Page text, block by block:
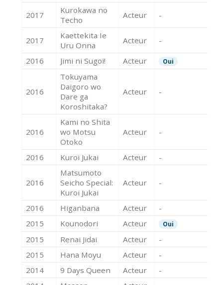
2017
Kurokawa no
Techo
Acteur -
2017
Kaettekita Ie
Uru Onna
Acteur -
2016 Jimi ni Sugoi! Acteur Oui
2016
Tokuyama
Daigoro wo
Dare ga
Koroshitaka?
Acteur -
2016
Kami no Shita
wo Motsu
Otoko
Acteur -
2016 Kuroi Jukai Acteur -
2016
Matsumoto
Seicho Special:
Kuroi Jukai
Acteur -
2016 Higanbana Acteur
-
2015
Kounodori Acteur Oui
2015 Renai Jidai Acteur
-
2015
Hana Moyu Acteur
-
2014
9 Days Queen Acteur
-